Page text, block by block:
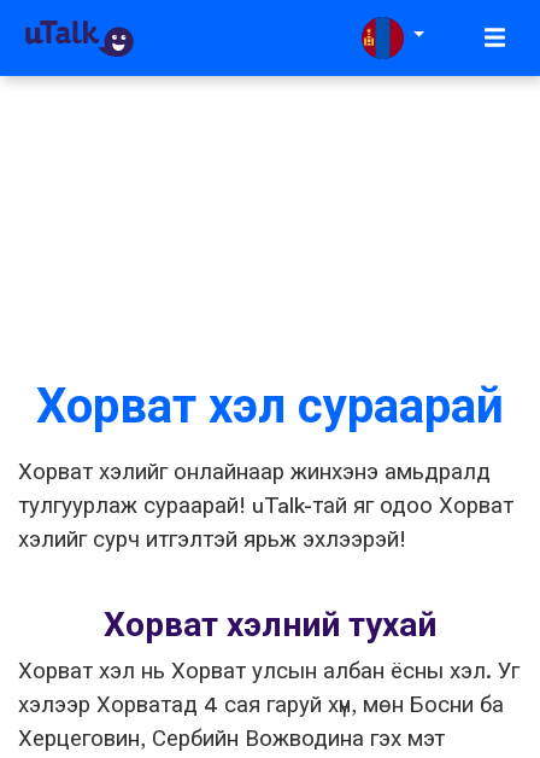
Хорват хэл сураарай
Хорват хэлийг онлайнаар жинхэнэ амьдралд
тулгуурлаж сураарай! uTalk-тай яг одоо Хорват
хэлийг сурч итгэлтэй ярьж эхлээрэй!
Хорват хэлний тухай
Хорват хэл нь Хорват улсын албан ёсны хэл. Уг
хэлээр Хорватад 4 сая гаруй хүн, мөн Босни ба
Херцеговин, Сербийн Вожводина гэх мэт